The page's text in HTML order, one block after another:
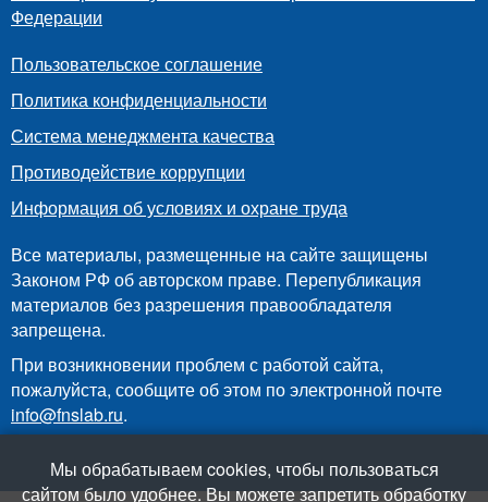
Федерации
Пользовательское соглашение
Политика конфиденциальности
Система менеджмента качества
Противодействие коррупции
Информация об условиях и охране труда
Все материалы, размещенные на сайте защищены
Законом РФ об авторском праве. Перепубликация
материалов без разрешения правообладателя
запрещена.
При возникновении проблем с работой сайта,
пожалуйста, сообщите об этом по электронной почте
info@fnslab.ru.
Мы обрабатываем cookies, чтобы пользоваться
сайтом было удобнее. Вы можете запретить обработку